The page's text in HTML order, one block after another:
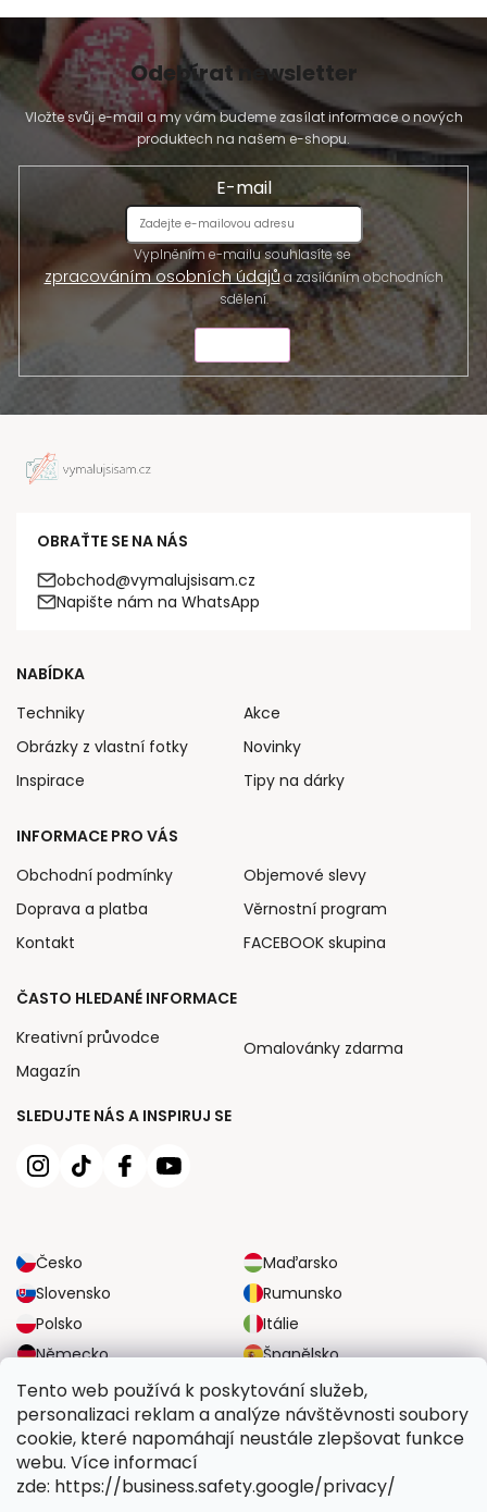
Tento web používá k poskytování služeb,
personalizaci reklam a analýze návštěvnosti soubory
cookie, které napomáhají neustále zlepšovat funkce
webu. Více informací
zde: https://business.safety.google/privacy/
Odebírat newsletter
Vložte svůj e-mail a my vám budeme zasílat informace o nových
produktech na našem e-shopu.
E-mail
Vyplněním e-mailu souhlasíte se
zpracováním osobních údajůa zasíláním obchodních
sdělení.
OBRAŤTE SE NA NÁS
obchod@vymalujsisam.cz
Napište nám na WhatsApp
SLEDUJTE NÁS A INSPIRUJ SE
Česko
Maďarsko
Slovensko
Rumunsko
Polsko
Itálie
Německo
Španělsko
Velká Británie
Rakousko
NABÍDKA
Techniky
Obrázky z vlastní fotky
Inspirace
Akce
Novinky
Tipy na dárky
INFORMACE PRO VÁS
Obchodní podmínky
Doprava a platba
Kontakt
Objemové slevy
Věrnostní program
FACEBOOK skupina
ČASTO HLEDANÉ INFORMACE
Kreativní průvodce
Magazín
Omalovánky zdarma
SPOLEHLIVÉ MOŽNOSTI DOPRAVY